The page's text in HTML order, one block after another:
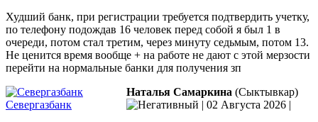
Худший банк, при регистрации требуется подтвердить учетку,
по телефону подождав 16 человек перед собой я был 1 в
очереди, потом стал третим, через минуту седьмым, потом 13.
Не ценится время вообще + на работе не дают с этой мерзости
перейти на нормальные банки для получения зп
Севергазбанк
Наталья Самаркина (Сыктывкар)
| 02 Августа 2026 |